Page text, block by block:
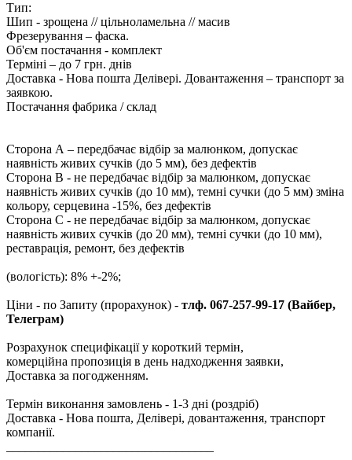
Тип:
Шип - зрощена // цільноламельна // масив
Фрезерування – фаска.
Об'єм постачання - комплект
Терміні – до 7 грн. днів
Доставка - Нова пошта Делівері. Довантаження – транспорт за
заявкою.
Постачання фабрика / склад
Сторона А – передбачає відбір за малюнком, допускає
наявність живих сучків (до 5 мм), без дефектів
Сторона В - не передбачає відбір за малюнком, допускає
наявність живих сучків (до 10 мм), темні сучки (до 5 мм) зміна
кольору, серцевина -15%, без дефектів
Сторона С - не передбачає відбір за малюнком, допускає
наявність живих сучків (до 20 мм), темні сучки (до 10 мм),
реставрація, ремонт, без дефектів
(вологість): 8% +-2%;
Ціни - по Запиту (прорахунок) - тлф. 067-257-99-17 (Вайбер,
Телеграм)
Розрахунок специфікації у короткий термін,
комерційна пропозиція в день надходження заявки,
Доставка за погодженням.
Термін виконання замовлень - 1-3 дні (роздріб)
Доставка - Нова пошта, Делівері, довантаження, транспорт
компанії.